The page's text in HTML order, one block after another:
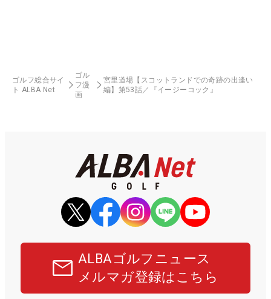
ゴルフ総合サイ
ト ALBA Net
ゴル
フ漫
画
宮里道場【スコットランドでの奇跡の出逢い
編】第53話／『イージーコック』
ALBAゴルフニュース
メルマガ登録はこちら